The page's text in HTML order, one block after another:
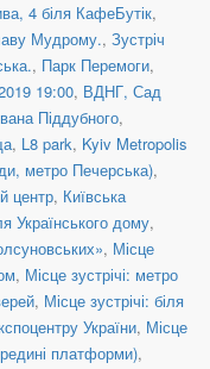
4 біля КафеБутік,
Мудрому., Зустріч
, Парк Перемоги,
19:00, ВДНГ, Сад
Піддубного,
, L8 park, Kyiv Metropolis
метро Печерська),
центр, Київська
Українського дому,
, Місце
, Місце зустрічі: метро
, Місце зустрічі: біля
України, Місце
платформи),